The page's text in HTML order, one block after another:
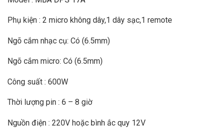
Phụ kiện : 2 micro không dây,1 dây sạc,1 remote
Ngõ cắm nhạc cụ: Có (6.5mm)
Ngõ cắm micro: Có (6.5mm)
Công suất : 600W
Thời lượng pin : 6 – 8 giờ
Nguồn điện : 220V hoặc bình ắc quy 12V